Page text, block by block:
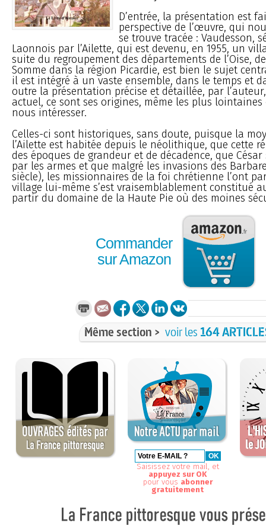
D’entrée, la présentation est
perspective de l’œuvre, qui
se trouve tracée : Vaudesson,
Laonnois par l’Ailette, qui est devenu, en 1955, un
suite du regroupement des départements de l’Oise,
Somme dans la région Picardie, est bien le sujet
il est intégré à un vaste ensemble, dans le temps et
outre la présentation précise et détaillée, par
actuel, ce sont ses origines, même les plus
nous intéresser.
Celles-ci sont historiques, sans doute, puisque la
l’Ailette est habitée depuis le néolithique, que cette
des époques de grandeur et de décadence, que César
par les armes et que malgré les invasions des
siècle), les missionnaires de la foi chrétienne l’ont
village lui-même s’est vraisemblablement constitué
partir du domaine de la Haute Pie où des moines
Commander
sur Amazon
Même section > voir les 164
Saisissez votre mail, et
appuyez sur OK
pour vous abonner
gratuitement